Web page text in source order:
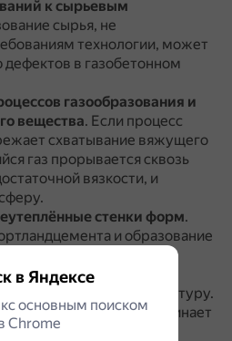
к сырьевым
сырья, не
технологии, может
в газобетонном
газообразования и
вещества. Если процесс
схватывание вяжущего
газ прорывается сквозь
вязкости, и
стенки форм.
и образование
— экзотермическая.
Во
смеси в форму
одинаковую температуру.
массива начинает
находящиеся
в Яндексе
основным поиском
Сhrome